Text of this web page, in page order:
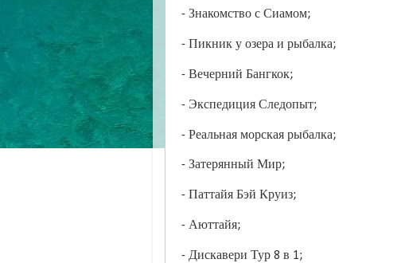
- Знакомство с Сиамом;
- Пикник у озера и рыбалка;
- Вечерний Бангкок;
- Экспедиция Следопыт;
- Реальная морская рыбалка;
- Затерянный Мир;
- Паттайя Бэй Круиз;
- Аюттайя;
- Дискавери Тур 8 в 1;